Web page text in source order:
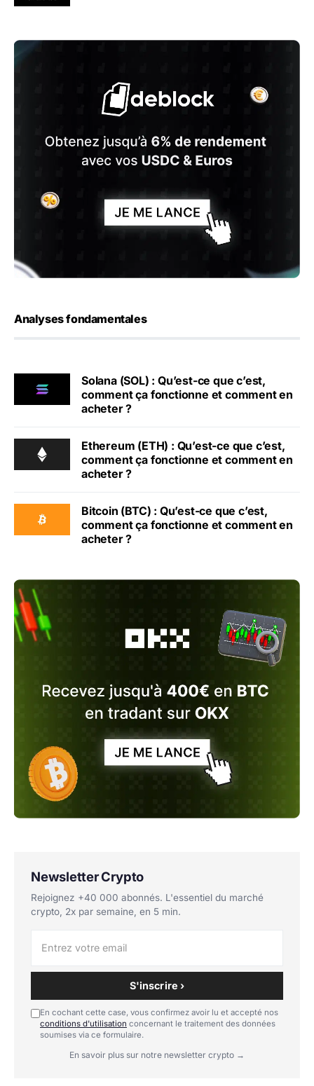
Analyses fondamentales
Solana (SOL) : Qu’est-ce que c’est,
comment ça fonctionne et comment en
acheter ?
Ethereum (ETH) : Qu’est-ce que c’est,
comment ça fonctionne et comment en
acheter ?
Bitcoin (BTC) : Qu’est-ce que c’est,
comment ça fonctionne et comment en
acheter ?
Newsletter Crypto
Rejoignez +40 000 abonnés. L'essentiel du marché
crypto, 2x par semaine, en 5 min.
S'inscrire ›
En cochant cette case, vous confirmez avoir lu et accepté nos
conditions d'utilisation concernant le traitement des données
soumises via ce formulaire.
En savoir plus sur notre newsletter crypto →